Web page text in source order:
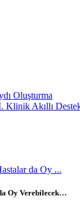
Oluşturma
Akıllı
da Oy ...
Oy Verebilecek…